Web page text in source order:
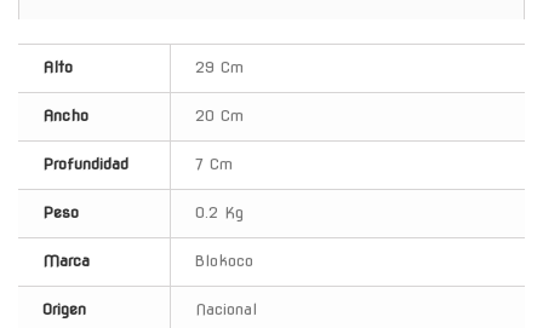
Alto 29 Cm
Ancho 20 Cm
Profundidad 7 Cm
Peso 0.2 Kg
Marca Blokoco
Origen Nacional